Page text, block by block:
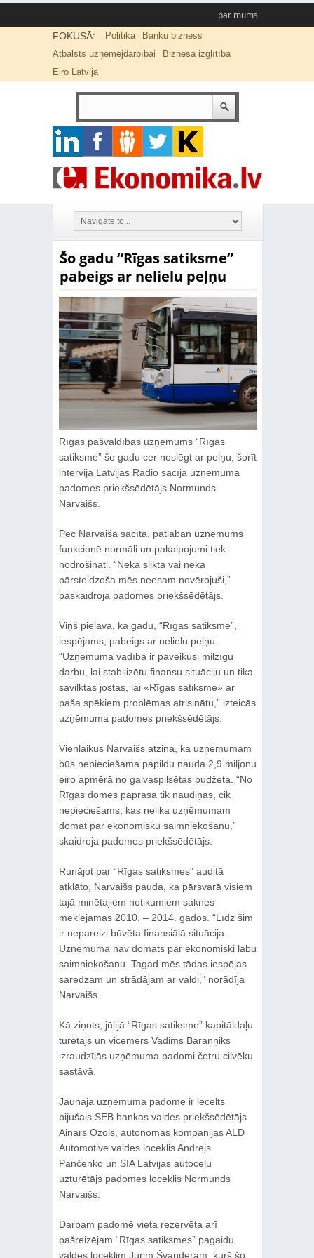
par mums
FOKUSĀ: Politika
Banku bizness
Atbalsts uzņēmējdarbībai
Biznesa izglītība
Eiro Latvijā
Šo gadu “Rīgas satiksme”
pabeigs ar nelielu peļņu
Rīgas pašvaldības uzņēmums “Rīgas
satiksme” šo gadu cer noslēgt ar peļņu, šorīt
intervijā Latvijas Radio sacīja uzņēmuma
padomes priekšsēdētājs Normunds
Narvaišs.
Pēc Narvaiša sacītā, patlaban uzņēmums
funkcionē normāli un pakalpojumi tiek
nodrošināti. “Nekā slikta vai nekā
pārsteidzoša mēs neesam novērojuši,”
paskaidroja padomes priekšsēdētājs.
Viņš pieļāva, ka gadu, “Rīgas satiksme”,
iespējams, pabeigs ar nelielu peļņu.
“Uzņēmuma vadība ir paveikusi milzīgu
darbu, lai stabilizētu finansu situāciju un tika
savilktas jostas, lai «Rīgas satiksme» ar
paša spēkiem problēmas atrisinātu,” izteicās
uzņēmuma padomes priekšsēdētājs.
Vienlaikus Narvaišs atzina, ka uzņēmumam
būs nepieciešama papildu nauda 2,9 miljonu
eiro apmērā no galvaspilsētas budžeta. “No
Rīgas domes paprasa tik naudiņas, cik
nepieciešams, kas nelika uzņēmumam
domāt par ekonomisku saimniekošanu,”
skaidroja padomes priekšsēdētājs.
Runājot par “Rīgas satiksmes” auditā
atklāto, Narvaišs pauda, ka pārsvarā visiem
tajā minētajiem notikumiem saknes
meklējamas 2010. – 2014. gados. “Līdz šim
ir nepareizi būvēta finansiālā situācija.
Uzņēmumā nav domāts par ekonomiski labu
saimniekošanu. Tagad mēs tādas iespējas
saredzam un strādājam ar valdi,” norādīja
Narvaišs.
Kā ziņots, jūlijā “Rīgas satiksme” kapitāldaļu
turētājs un vicemērs Vadims Baraņņiks
izraudzījās uzņēmuma padomi četru cilvēku
sastāvā.
Jaunajā uzņēmuma padomē ir iecelts
bijušais SEB bankas valdes priekšsēdētājs
Ainārs Ozols, autonomas kompānijas ALD
Automotive valdes loceklis Andrejs
Pančenko un SIA Latvijas autoceļu
uzturētājs padomes loceklis Normunds
Narvaišs.
Darbam padomē vieta rezervēta arī
pašreizējam “Rīgas satiksmes” pagaidu
valdes loceklim Jurim Švanderam, kurš šo